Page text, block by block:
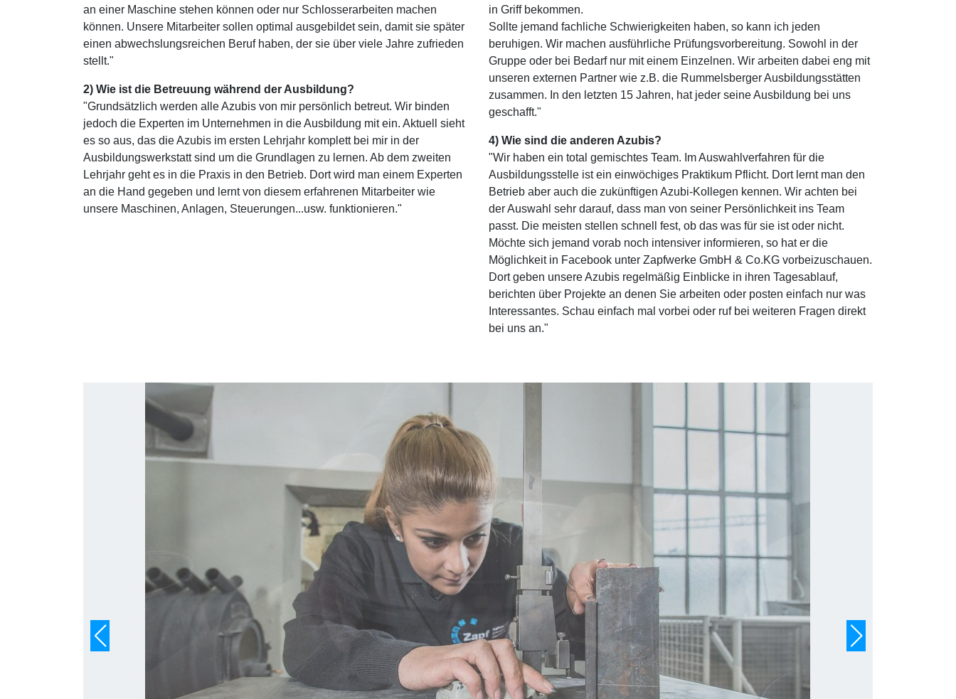
an einer Maschine stehen können oder nur Schlosserarbeiten machen
können. Unsere Mitarbeiter sollen optimal ausgebildet sein, damit sie später
einen abwechslungsreichen Beruf haben, der sie über viele Jahre zufrieden
stellt."
2) Wie ist die Betreuung während der Ausbildung?
"Grundsätzlich werden alle Azubis von mir persönlich betreut. Wir binden
jedoch die Experten im Unternehmen in die Ausbildung mit ein. Aktuell sieht
es so aus, das die Azubis im ersten Lehrjahr komplett bei mir in der
Ausbildungswerkstatt sind um die Grundlagen zu lernen. Ab dem zweiten
Lehrjahr geht es in die Praxis in den Betrieb. Dort wird man einem Experten
an die Hand gegeben und lernt von diesem erfahrenen Mitarbeiter wie
unsere Maschinen, Anlagen, Steuerungen...usw. funktionieren."
in Griff bekommen.
Sollte jemand fachliche Schwierigkeiten haben, so kann ich jeden
beruhigen. Wir machen ausführliche Prüfungsvorbereitung. Sowohl in der
Gruppe oder bei Bedarf nur mit einem Einzelnen. Wir arbeiten dabei eng mit
unseren externen Partner wie z.B. die Rummelsberger Ausbildungsstätten
zusammen. In den letzten 15 Jahren, hat jeder seine Ausbildung bei uns
geschafft."
4) Wie sind die anderen Azubis?
"Wir haben ein total gemischtes Team. Im Auswahlverfahren für die
Ausbildungsstelle ist ein einwöchiges Praktikum Pflicht. Dort lernt man den
Betrieb aber auch die zukünftigen Azubi-Kollegen kennen. Wir achten bei
der Auswahl sehr darauf, dass man von seiner Persönlichkeit ins Team
passt. Die meisten stellen schnell fest, ob das was für sie ist oder nicht.
Möchte sich jemand vorab noch intensiver informieren, so hat er die
Möglichkeit in Facebook unter Zapfwerke GmbH & Co.KG vorbeizuschauen.
Dort geben unsere Azubis regelmäßig Einblicke in ihren Tagesablauf,
berichten über Projekte an denen Sie arbeiten oder posten einfach nur was
Interessantes. Schau einfach mal vorbei oder ruf bei weiteren Fragen direkt
bei uns an."